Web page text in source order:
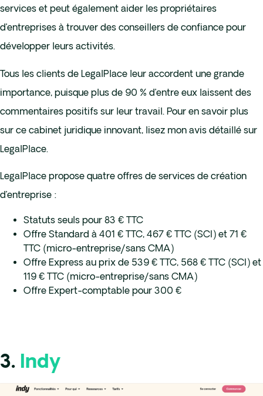
services et peut également aider les propriétaires
d’entreprises à trouver des conseillers de confiance pour
développer leurs activités.
Tous les clients de LegalPlace leur accordent une grande
importance, puisque plus de 90 % d’entre eux laissent des
commentaires positifs sur leur travail. Pour en savoir plus
sur ce cabinet juridique innovant, lisez mon avis détaillé sur
LegalPlace.
LegalPlace propose quatre offres de services de création
d’entreprise :
Statuts seuls pour 83 € TTC
Offre Standard à 401 € TTC, 467 € TTC (SCI) et 71 €
TTC (micro-entreprise/sans CMA)
Offre Express au prix de 539 € TTC, 568 € TTC (SCI) et
119 € TTC (micro-entreprise/sans CMA)
Offre Expert-comptable pour 300 €
3. Indy